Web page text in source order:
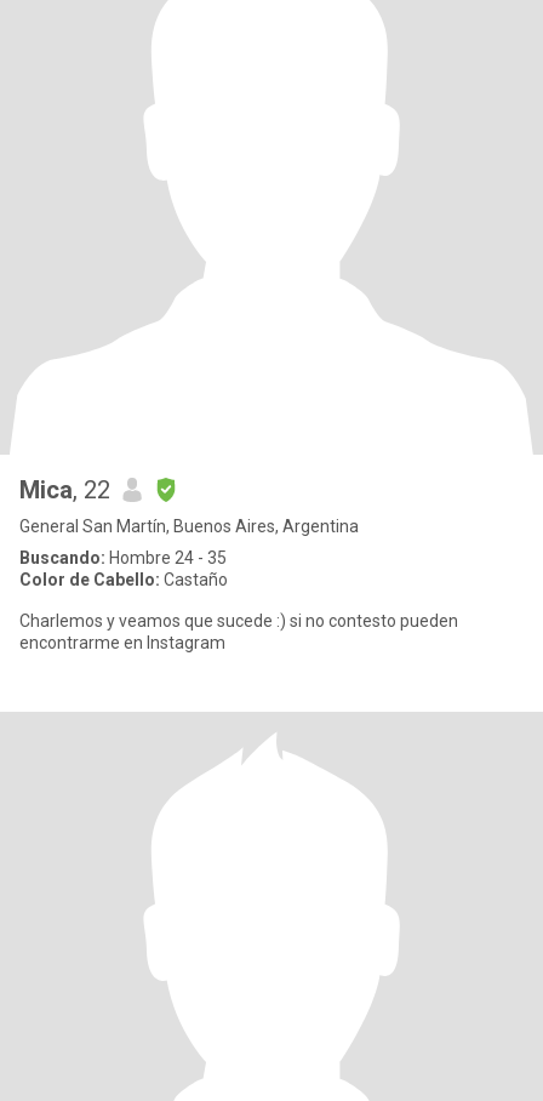
Mica, 22
General San Martín, Buenos Aires, Argentina
Buscando: Hombre 24 - 35
Color de Cabello: Castaño
Charlemos y veamos que sucede :) si no contesto pueden
encontrarme en Instagram